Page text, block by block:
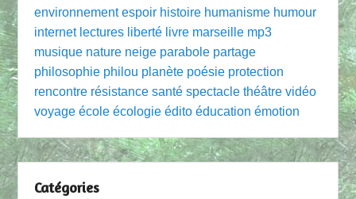
environnement espoir histoire humanisme humour
internet lectures liberté livre marseille mp3
musique nature neige parabole partage
philosophie philou planète poésie protection
rencontre résistance santé spectacle théâtre vidéo
voyage école écologie édito éducation émotion
Catégories